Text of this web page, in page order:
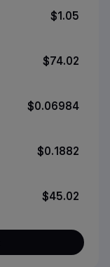
$1.05
$74.02
$0.06984
$0.1882
$45.02